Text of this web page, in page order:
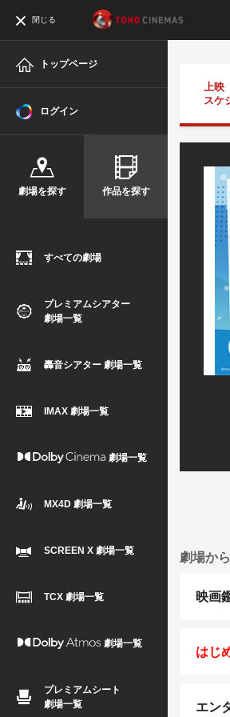
閉じる
トップページ
ログイン
劇場を探す 作品を探す
すべての劇場
プレミアムシアター
劇場一覧
轟音シアター 劇場一覧
IMAX 劇場一覧
劇場一覧
MX4D 劇場一覧
SCREEN X 劇場一覧
TCX 劇場一覧
劇場一覧
プレミアムシート
劇場一覧
上映
スケ
劇場か
映画
はじ
エン